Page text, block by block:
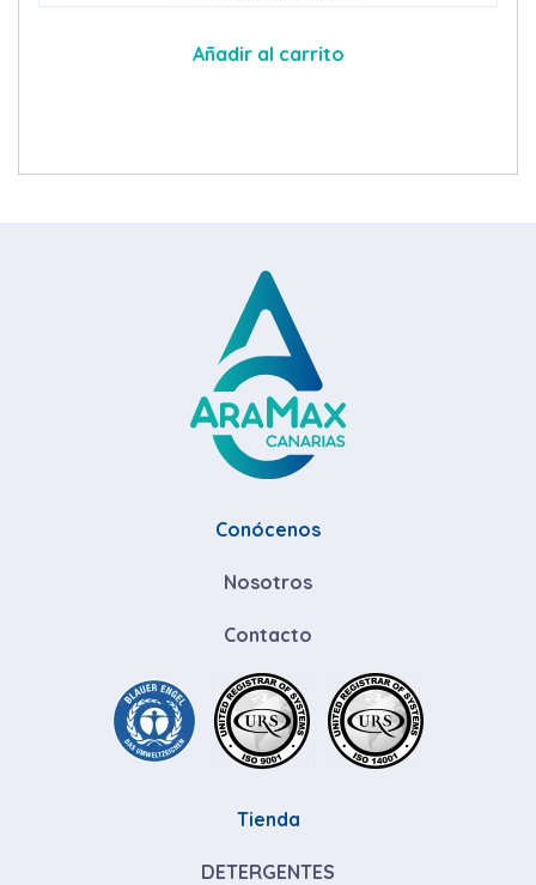
Añadir al carrito
Conócenos
Nosotros
Contacto
Tienda
DETERGENTES